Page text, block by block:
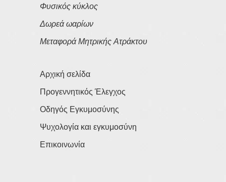
Φυσικός κύκλος
Δωρεά ωαρίων
Μεταφορά Μητρικής Ατράκτου
Αρχική σελίδα
Προγεννητικός Έλεγχος
Οδηγός Εγκυμοσύνης
Ψυχολογία και εγκυμοσύνη
Επικοινωνία